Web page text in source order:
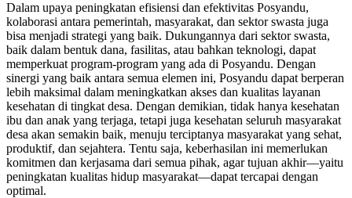
Dalam upaya peningkatan efisiensi dan efektivitas Posyandu,
kolaborasi antara pemerintah, masyarakat, dan sektor swasta juga
bisa menjadi strategi yang baik. Dukungannya dari sektor swasta,
baik dalam bentuk dana, fasilitas, atau bahkan teknologi, dapat
memperkuat program-program yang ada di Posyandu. Dengan
sinergi yang baik antara semua elemen ini, Posyandu dapat berperan
lebih maksimal dalam meningkatkan akses dan kualitas layanan
kesehatan di tingkat desa. Dengan demikian, tidak hanya kesehatan
ibu dan anak yang terjaga, tetapi juga kesehatan seluruh masyarakat
desa akan semakin baik, menuju terciptanya masyarakat yang sehat,
produktif, dan sejahtera. Tentu saja, keberhasilan ini memerlukan
komitmen dan kerjasama dari semua pihak, agar tujuan akhir—yaitu
peningkatan kualitas hidup masyarakat—dapat tercapai dengan
optimal.